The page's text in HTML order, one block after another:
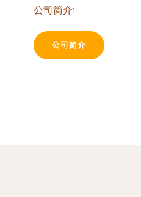
公司简介: -
公司简介